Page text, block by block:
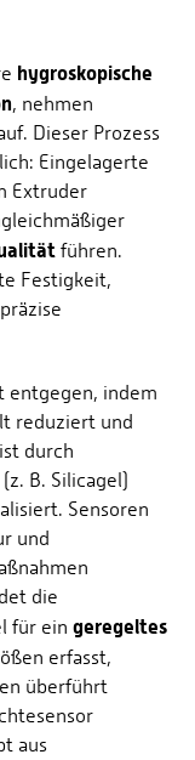
hygroskopische
, nehmen
Dieser Prozess
Eingelagerte
Extruder
führen.
Festigkeit,
entgegen, indem
reduziert und
durch
B. Silicagel)
Sensoren
und
die
für ein geregeltes
erfasst,
überführt
aus